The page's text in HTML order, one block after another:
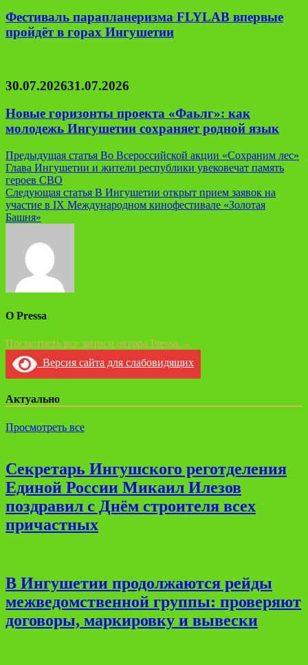
Фестиваль парапланеризма FLYLAB впервые
пройдёт в горах Ингушетии
30.07.202631.07.2026
Новые горизонты проекта «Фаьлг»: как
молодежь Ингушетии сохраняет родной язык
Навигация
по
записям
Предыдущая статья Во Всероссийской акции «Сохраним лес»
Глава Ингушетии и жители республики увековечат память
героев СВО
Следующая статья В Ингушетии открыт прием заявок на
участие в IX Международном кинофестивале «Золотая
Башня»
О Pressa
Посмотреть все записи автора Pressa →
Версия сайта для слабовидящих
Актуально
Просмотреть все
Секретарь Ингушского реготделения
Единой России Микаил Илезов
поздравил с Днём строителя всех
причастных
В Ингушетии продолжаются рейды
межведомственной группы: проверяют
договоры, маркировку и вывески